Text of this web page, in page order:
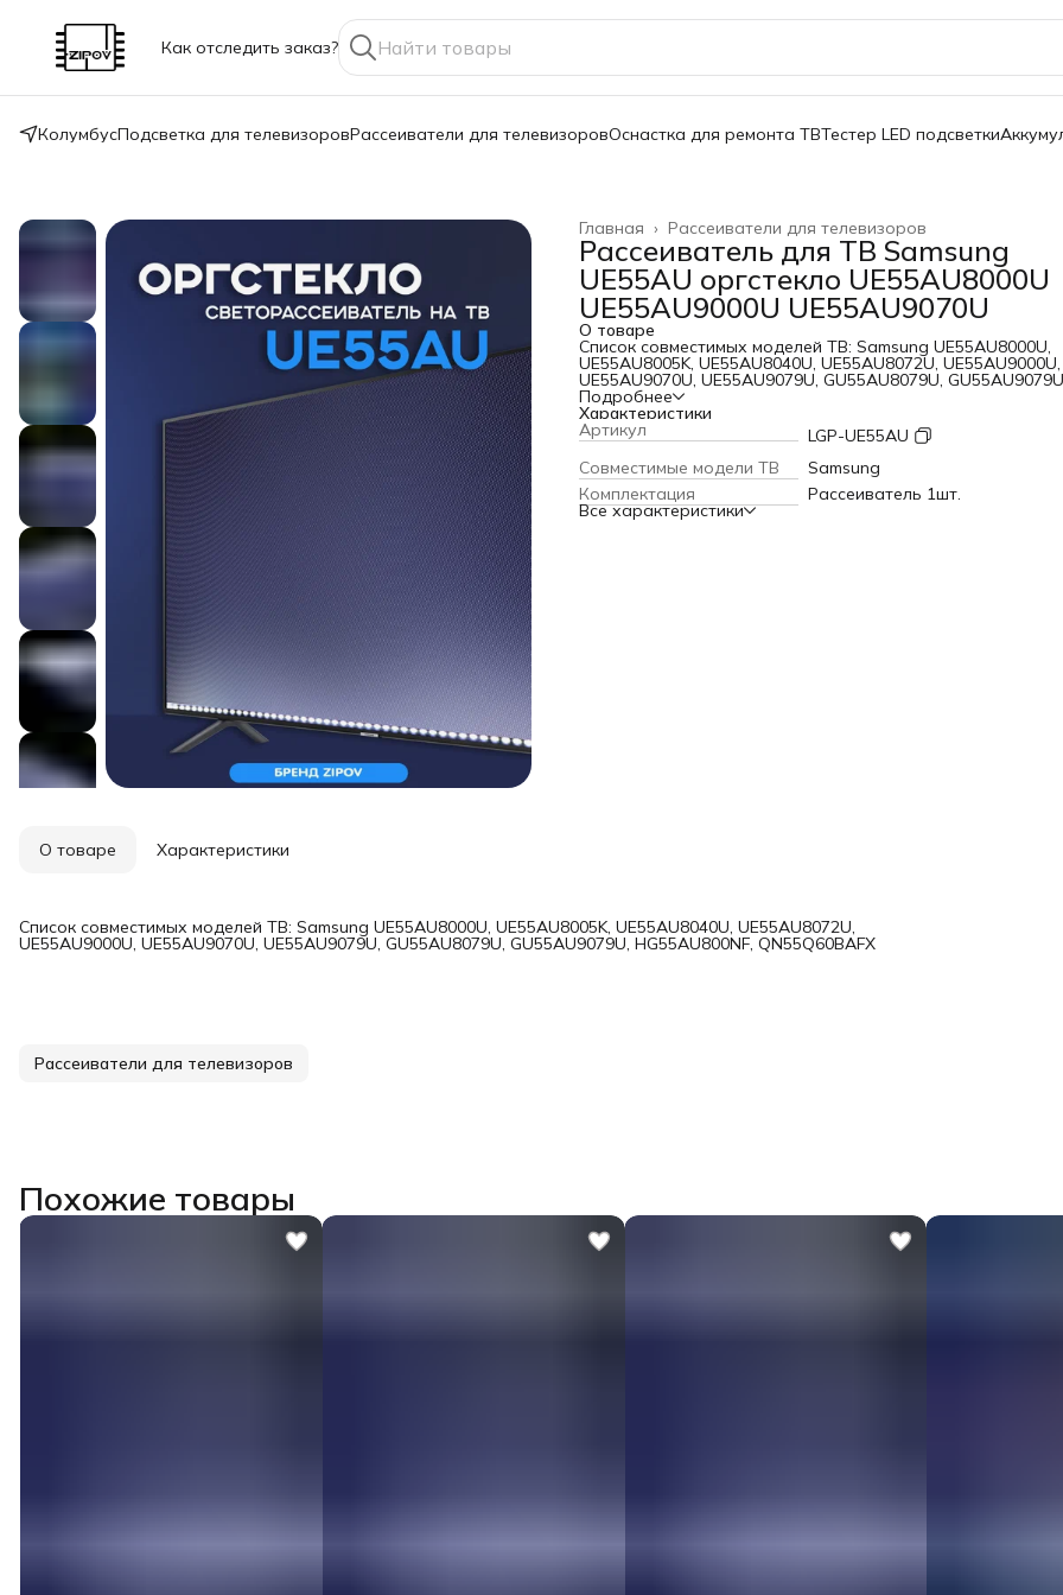
Как отследить заказ?
КолумбусПодсветка для телевизоровРассеиватели для телевизоровОснастка для ремонта ТВТестер LED подсветки
Рассеиватели для телевизоров
Главная ›
Рассеиватель для ТВ Samsung
UE55AU оргстекло UE55AU8000U
UE55AU9000U UE55AU9070U
О товаре
Список совместимых моделей ТВ: Samsung UE55AU8000U,
UE55AU8005K, UE55AU8040U, UE55AU8072U, UE55AU9000U,
UE55AU9070U, UE55AU9079U, GU55AU8079U,
HG55AU800NF, QN55Q60BAFX
Подробнее
Характеристики
Артикул
LGP-UE55AU
Cовместимые модели ТВ
Samsung
Комплектация
Рассеиватель 1шт.
Все характеристики
О товаре Характеристики
Список совместимых моделей ТВ: Samsung UE55AU8000U, UE55AU8005K, UE55AU8040U, UE55AU8072U,
UE55AU9000U, UE55AU9070U, UE55AU9079U, GU55AU8079U, GU55AU9079U, HG55AU800NF, QN55Q60BAFX
Рассеиватели для телевизоров
Похожие товары